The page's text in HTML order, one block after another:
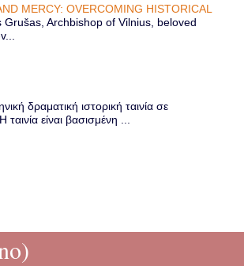
MERCY: OVERCOMING HISTORICAL
Archbishop of Vilnius, beloved
δραματική ιστορική ταινία σε
είναι βασισμένη ...